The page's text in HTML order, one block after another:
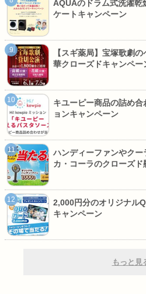
AQUAのドラム式洗濯乾
ケートキャンペーン
【スギ薬局】宝塚歌劇
華クローズドキャンペー
キユーピー商品の詰め
ョンキャンペーン
ハンディーファンやク
カ・コーラのクローズド
2,000円分のオリジナル
キャンペーン
もっと見